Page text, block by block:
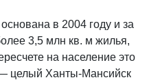
в 2004 году и за
3,5 млн кв. м жилья,
на население это
целый Ханты-Мансийск